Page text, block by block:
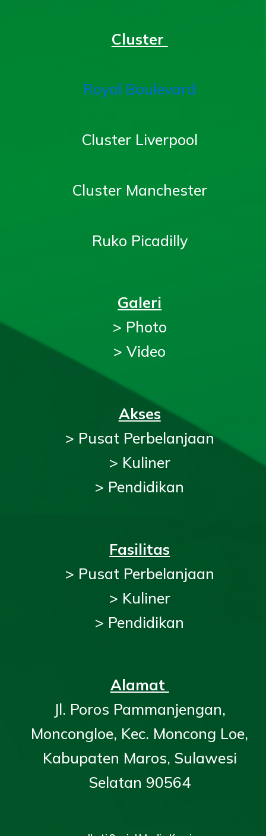
Cluster
Royal Boulevard
Cluster Liverpool
Cluster Manchester
Ruko Picadilly
Galeri
> Photo
> Video
Akses
> Pusat Perbelanjaan
> Kuliner
> Pendidikan
Fasilitas
> Pusat Perbelanjaan
> Kuliner
> Pendidikan
Alamat
Jl. Poros Pammanjengan,
Moncongloe, Kec. Moncong Loe,
Kabupaten Maros, Sulawesi
Selatan 90564